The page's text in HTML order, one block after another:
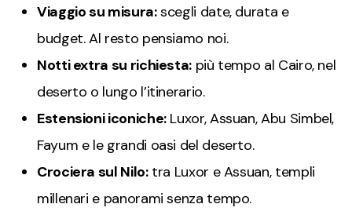
Viaggio su misura:scegli date, durata e
budget. Al resto pensiamo noi.
Notti extra su richiesta: più tempo al Cairo, nel
deserto o lungo l’itinerario.
Estensioni iconiche:Luxor, Assuan, Abu Simbel,
Fayum e le grandi oasi del deserto.
Crociera sul Nilo:tra Luxor e Assuan, templi
millenari e panorami senza tempo.